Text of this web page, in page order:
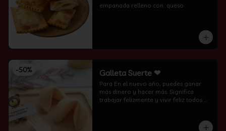
empanada relleno con  queso
-50% Galleta Suerte ❤
Para En el nuevo año, puedes ganar
más dinero y hacer más. Significa
trabajar felizmente y vivir feliz todos